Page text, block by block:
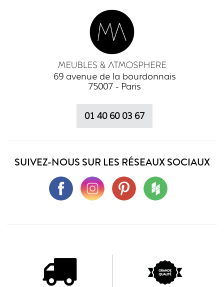
69 avenue de la bourdonnais
75007 - Paris
01 40 60 03 67
SUIVEZ-NOUS SUR LES RÉSEAUX SOCIAUX